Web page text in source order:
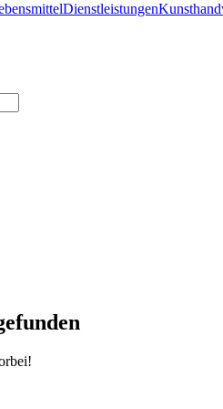
Dienstleistungen